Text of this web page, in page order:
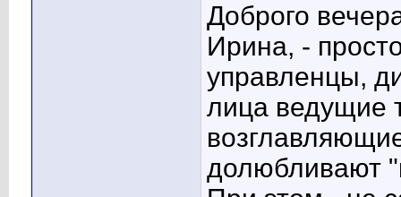
Доброго
Ирина, -
управленцы,
лица ведущие
долюбливают